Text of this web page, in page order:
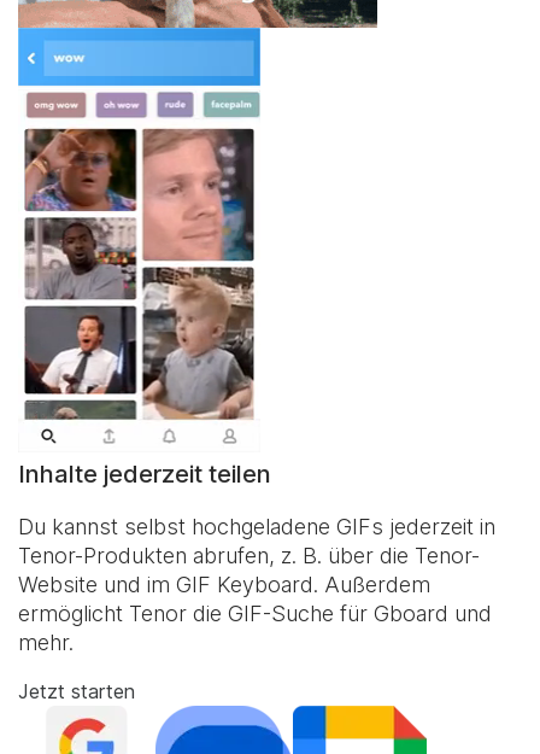
Inhalte jederzeit teilen
Du kannst selbst hochgeladene GIFs jederzeit in
Tenor-Produkten abrufen, z. B. über die Tenor-
Website und im GIF Keyboard. Außerdem
ermöglicht Tenor die GIF-Suche für Gboard und
mehr.
Jetzt starten